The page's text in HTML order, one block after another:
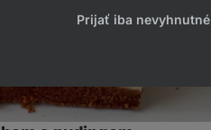
Prijať iba nevyhnutné